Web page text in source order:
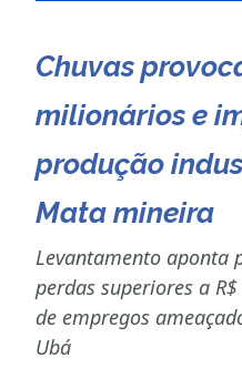
Chuvas
milionários e
produção
Mata mineira
Levantamento aponta
perdas superiores a
de empregos
Ubá